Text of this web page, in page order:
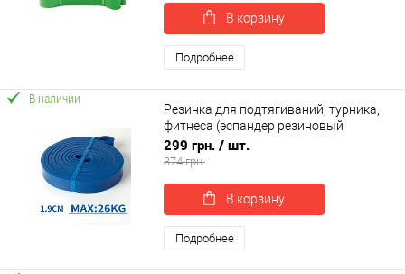
В корзину
Подробнее
В наличии
Резинка для подтягиваний, турника,
фитнеса (эспандер резиновый
спортивный) 2080x19 мм OSPORT (MS
1876)
299 грн. / шт.
374 грн.
В корзину
Подробнее